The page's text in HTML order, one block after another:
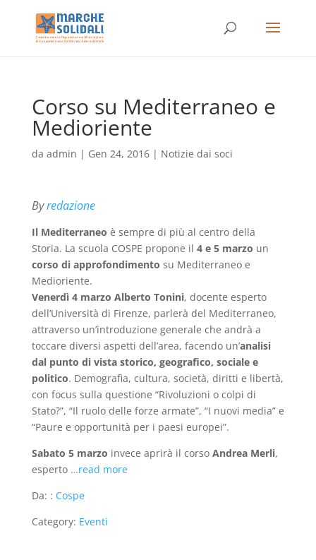
Corso su Mediterraneo e
Medioriente
da admin | Gen 24, 2016| Notizie dai soci
Byredazione
Il Mediterraneo è sempre di più al centro della
Storia. La scuola COSPE propone il 4 e 5 marzo un
corso di approfondimento su Mediterraneo e
Medioriente.
Venerdì 4 marzo Alberto Tonini, docente esperto
dell’Università di Firenze, parlerà del Mediterraneo,
attraverso un’introduzione generale che andrà a
toccare diversi aspetti dell’area, facendo un’analisi
dal punto di vista storico, geografico, sociale e
politico. Demografia, cultura, società, diritti e libertà,
con focus sulla questione “Rivoluzioni o colpi di
Stato?”, “Il ruolo delle forze armate”, “I nuovi media” e
“Paure e opportunità per i paesi europei”.
Sabato 5 marzo invece aprirà il corso Andrea Merli,
esperto …read more
Da: : Cospe
Category: Eventi